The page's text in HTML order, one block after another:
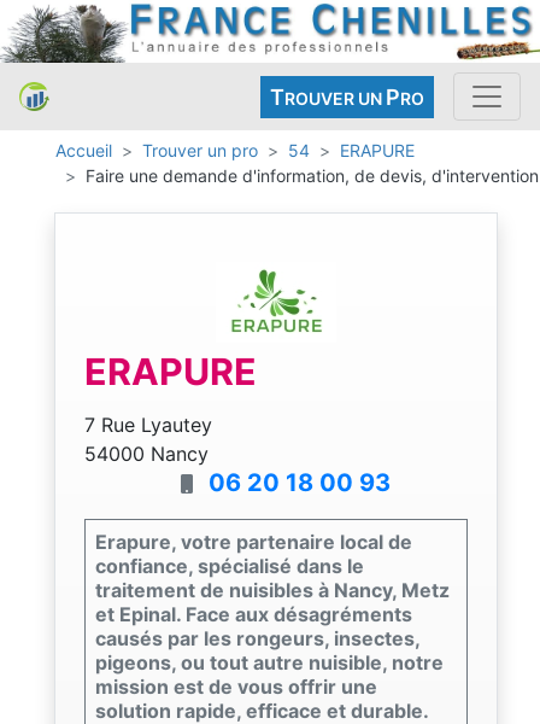
TROUVER UN PRO
Accueil Trouver un pro 54
ERAPURE
Faire une demande d'information, de devis, d'intervention
ERAPURE
7 Rue Lyautey
54000 Nancy
06 20 18 00 93
Erapure, votre partenaire local de
confiance, spécialisé dans le
traitement de nuisibles à Nancy, Metz
et Epinal. Face aux désagréments
causés par les rongeurs, insectes,
pigeons, ou tout autre nuisible, notre
mission est de vous offrir une
solution rapide, efficace et durable.